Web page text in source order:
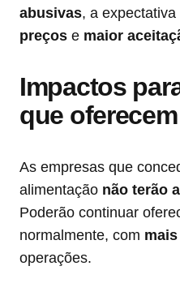
abusivas, a expectativa
preços e maior
Impactos
que
As empresas que
alimentação não terão
Poderão continuar
normalmente, com
operações.